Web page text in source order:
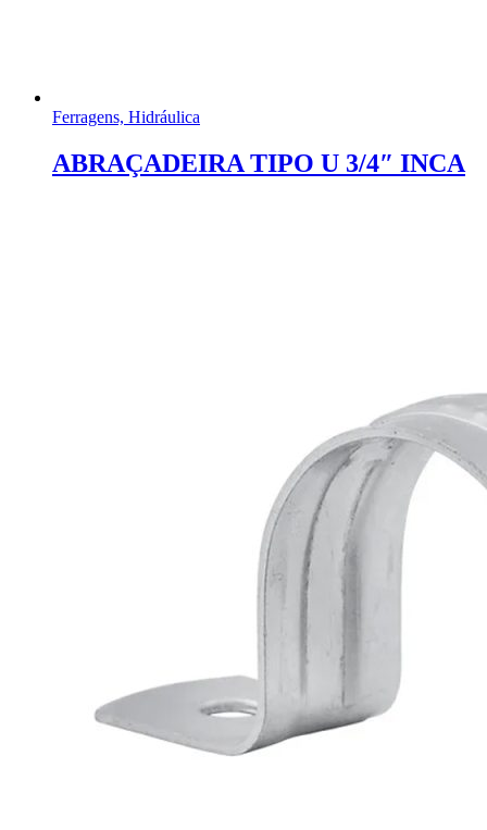
Ferragens, Hidráulica
ABRAÇADEIRA TIPO U 3/4″ INCA